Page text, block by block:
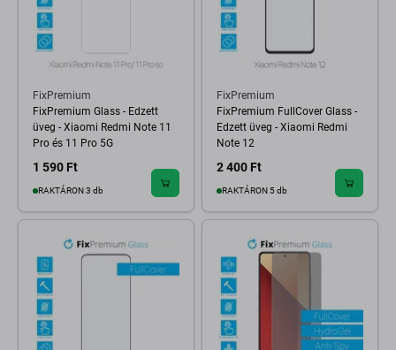
FixPremium
FixPremium Glass - Edzett
üveg - Xiaomi Redmi Note 11
Pro és 11 Pro 5G
1 590 Ft
RAKTÁRON 3 db
FixPremium
FixPremium FullCover Glass -
Edzett üveg - Xiaomi Redmi
Note 12
2 400 Ft
RAKTÁRON 5 db